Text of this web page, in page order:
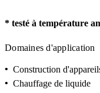
* testé à température
Domaines d'application
• Construction
• Chauffage de liquide